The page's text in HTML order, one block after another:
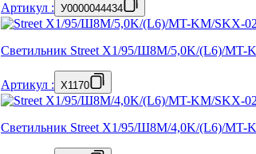
Артикул : У0000044434
Светильник Street X1/95/Ш8M/5,0K/(L6)/MT-
Артикул : X1170
Светильник Street X1/95/Ш8M/4,0K/(L6)/MT-